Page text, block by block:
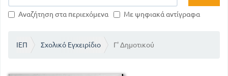
Αναζήτηση στα περιεχόμενα Με ψηφιακά αντίγραφα
ΙΕΠ Σχολικό Εγχειρίδιο Γ' Δημοτικού